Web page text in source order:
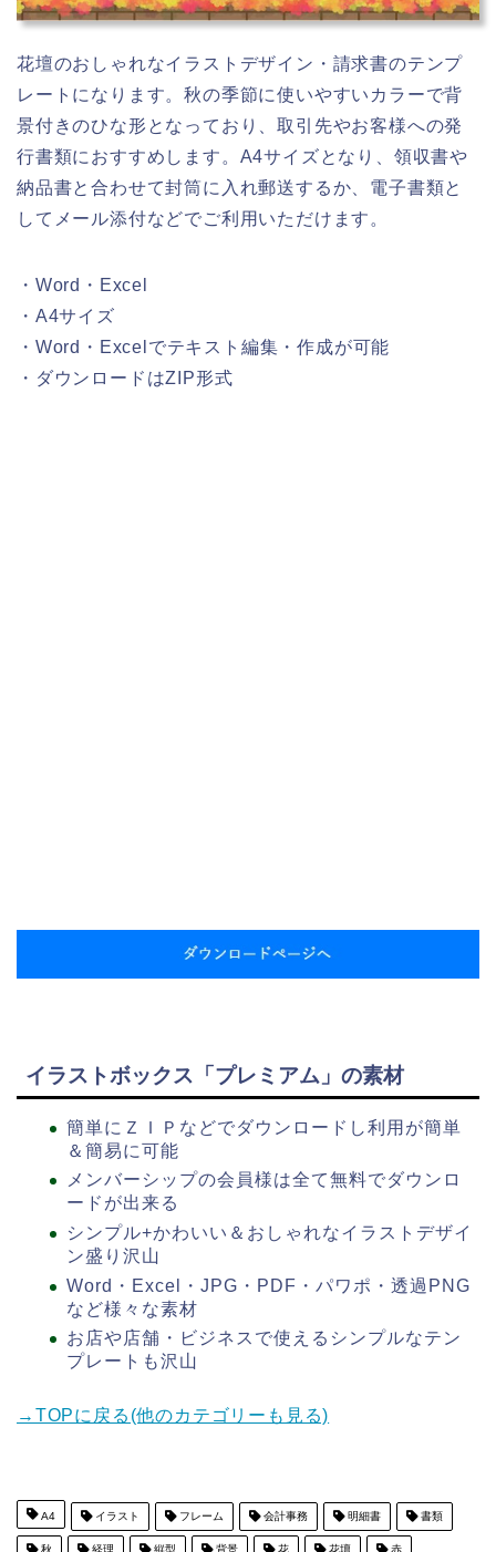
花壇のおしゃれなイラストデザイン・請求書のテンプ
レートになります。秋の季節に使いやすいカラーで背
景付きのひな形となっており、取引先やお客様への発
行書類におすすめします。A4サイズとなり、領収書や
納品書と合わせて封筒に入れ郵送するか、電子書類と
してメール添付などでご利用いただけます。
・Word・Excel
・A4サイズ
・Word・Excelでテキスト編集・作成が可能
・ダウンロードはZIP形式
イラストボックス「プレミアム」の素材
簡単にＺＩＰなどでダウンロードし利用が簡単
＆簡易に可能
メンバーシップの会員様は全て無料でダウンロ
ードが出来る
シンプル+かわいい＆おしゃれなイラストデザイ
ン盛り沢山
Word・Excel・JPG・PDF・パワポ・透過PNG
など様々な素材
お店や店舗・ビジネスで使えるシンプルなテン
プレートも沢山
→TOPに戻る(他のカテゴリーも見る)
A4 イラスト フレーム 会計事務 明細書 書類
秋 経理 縦型 背景 花 花壇 赤